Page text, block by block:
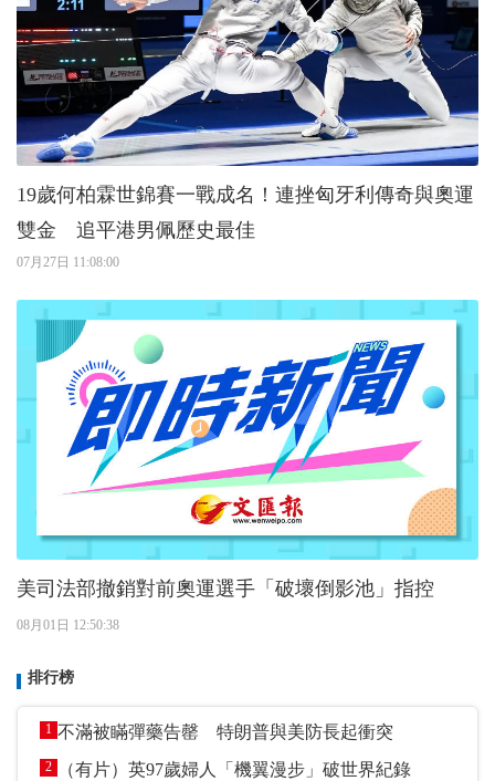
19歲何柏霖世錦賽一戰成名！連挫匈牙利傳奇與奧運
雙金 追平港男佩歷史最佳
07月27日 11:08:00
美司法部撤銷對前奧運選手「破壞倒影池」指控
08月01日 12:50:38
排行榜
1 不滿被瞞彈藥告罄 特朗普與美防長起衝突
2 （有片）英97歲婦人「機翼漫步」破世界紀錄